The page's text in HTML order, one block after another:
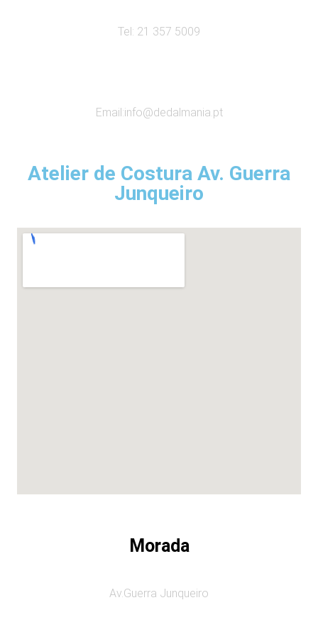
Tel: 21 357 5009
Email:info@dedalmania.pt
Atelier de Costura Av. Guerra
Junqueiro
Morada
Av.Guerra Junqueiro